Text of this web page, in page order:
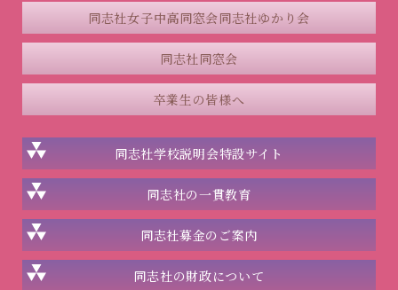
同志社女子中高同窓会同志社ゆかり会
同志社同窓会
卒業生の皆様へ
同志社学校説明会特設サイト
同志社の一貫教育
同志社募金のご案内
同志社の財政について